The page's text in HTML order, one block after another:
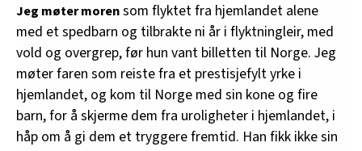
Jeg møter morensom flyktet fra hjemlandet alene
med et spedbarn og tilbrakte ni år i flyktningleir, med
vold og overgrep, før hun vant billetten til Norge. Jeg
møter faren som reiste fra et prestisjefylt yrke i
hjemlandet, og kom til Norge med sin kone og fire
barn, for å skjerme dem fra uroligheter i hjemlandet, i
håp om å gi dem et tryggere fremtid. Han fikk ikke sin